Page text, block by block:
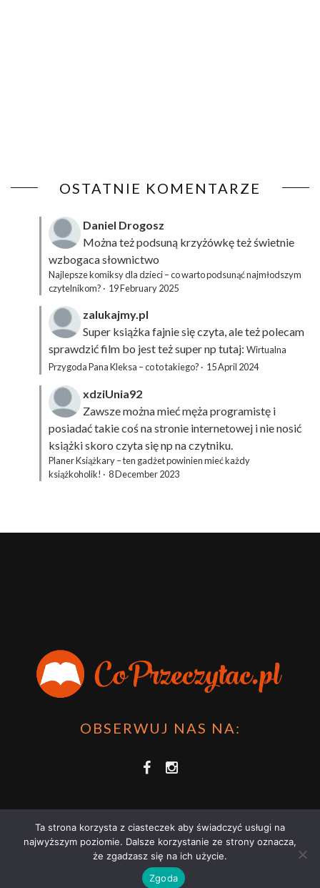
OSTATNIE KOMENTARZE
Daniel Drogosz
Można też podsuną krzyżówkęteż świetnie
wzbogaca słownictwo
Najlepsze komiksy dla dzieci – co warto podsunąć najmłodszym
czytelnikom? · 19 February 2025
zalukajmy.pl
Super książka fajnie się czyta, ale też polecam
sprawdzić film bo jest też super np tutaj: Wirtualna
Przygoda Pana Kleksa – co to takiego? · 15 April 2024
xdziUnia92
Zawsze można mieć męża programistę i
posiadać takie coś na stronie internetowej i nie nosić
książki skoro czyta się np na czytniku.
Planer Książkary – ten gadżet powinien mieć każdy
książkoholik! · 8 December 2023
OBSERWUJ NAS NA:
COPRZECZYTAĆ.PL 2021 | STRONA WYKORZYSTUJE PLIKI COOKIES |
POLITYKĄ PRYWATNOŚCI
Ta strona korzysta z ciasteczek aby świadczyć usługi na
najwyższym poziomie. Dalsze korzystanie ze strony oznacza,
że zgadzasz się na ich użycie.
Zgoda